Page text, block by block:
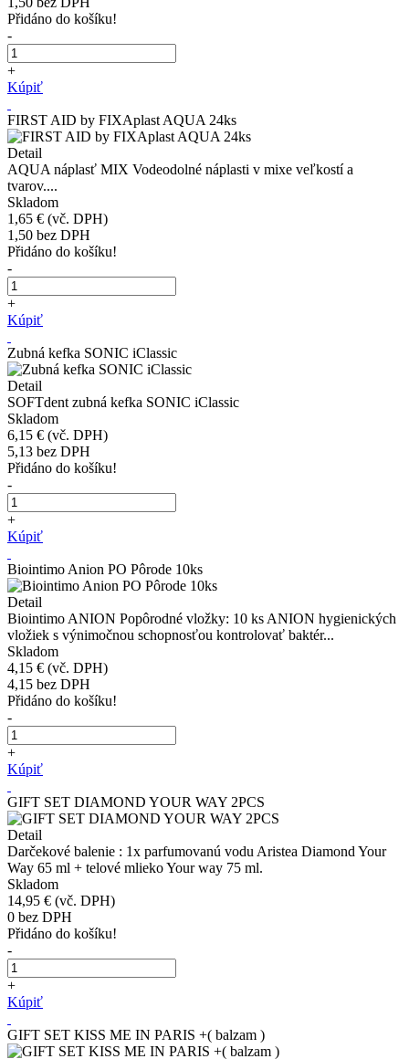
Přidáno do košíku!
-
+
Kúpiť
FIRST AID by FIXAplast AQUA 24ks
Detail
AQUA náplasť MIX Vodeodolné náplasti v mixe veľkostí a
tvarov....
Skladom
1,65 € (vč. DPH)
1,50 bez DPH
Přidáno do košíku!
-
+
Kúpiť
Zubná kefka SONIC iClassic
Detail
SOFTdent zubná kefka SONIC iClassic
Skladom
6,15 € (vč. DPH)
5,13 bez DPH
Přidáno do košíku!
-
+
Kúpiť
Biointimo Anion PO Pôrode 10ks
Detail
Biointimo ANION Popôrodné vložky: 10 ks ANION hygienických
vložiek s výnimočnou schopnosťou kontrolovať baktér...
Skladom
4,15 € (vč. DPH)
4,15 bez DPH
Přidáno do košíku!
-
+
Kúpiť
GIFT SET DIAMOND YOUR WAY 2PCS
Detail
Darčekové balenie : 1x parfumovanú vodu Aristea Diamond Your
Way 65 ml + telové mlieko Your way 75 ml.
Skladom
14,95 € (vč. DPH)
0 bez DPH
Přidáno do košíku!
-
+
Kúpiť
GIFT SET KISS ME IN PARIS +( balzam )